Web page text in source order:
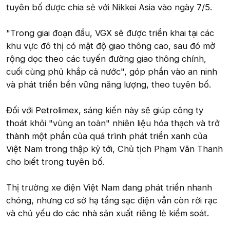
tuyên bố được chia sẻ với Nikkei Asia vào ngày 7/5.
"Trong giai đoạn đầu, VGX sẽ được triển khai tại các
khu vực đô thị có mật độ giao thông cao, sau đó mở
rộng dọc theo các tuyến đường giao thông chính,
cuối cùng phủ khắp cả nước", góp phần vào an ninh
và phát triển bền vững năng lượng, theo tuyên bố.
Đối với Petrolimex, sáng kiến này sẽ giúp công ty
thoát khỏi "vùng an toàn" nhiên liệu hóa thạch và trở
thành một phần của quá trình phát triển xanh của
Việt Nam trong thập kỷ tới, Chủ tịch Phạm Văn Thanh
cho biết trong tuyên bố.
Thị trường xe điện Việt Nam đang phát triển nhanh
chóng, nhưng cơ sở hạ tầng sạc điện vẫn còn rời rạc
và chủ yếu do các nhà sản xuất riêng lẻ kiểm soát.